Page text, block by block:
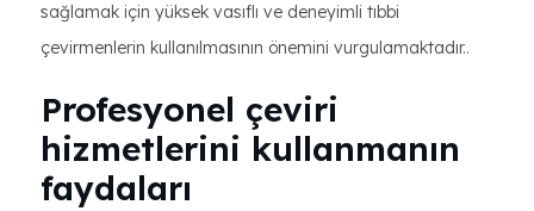
sağlamak için yüksek vasıflı ve deneyimli tıbbi
çevirmenlerin kullanılmasının önemini vurgulamaktadır..
Profesyonel çeviri
hizmetlerini kullanmanın
faydaları